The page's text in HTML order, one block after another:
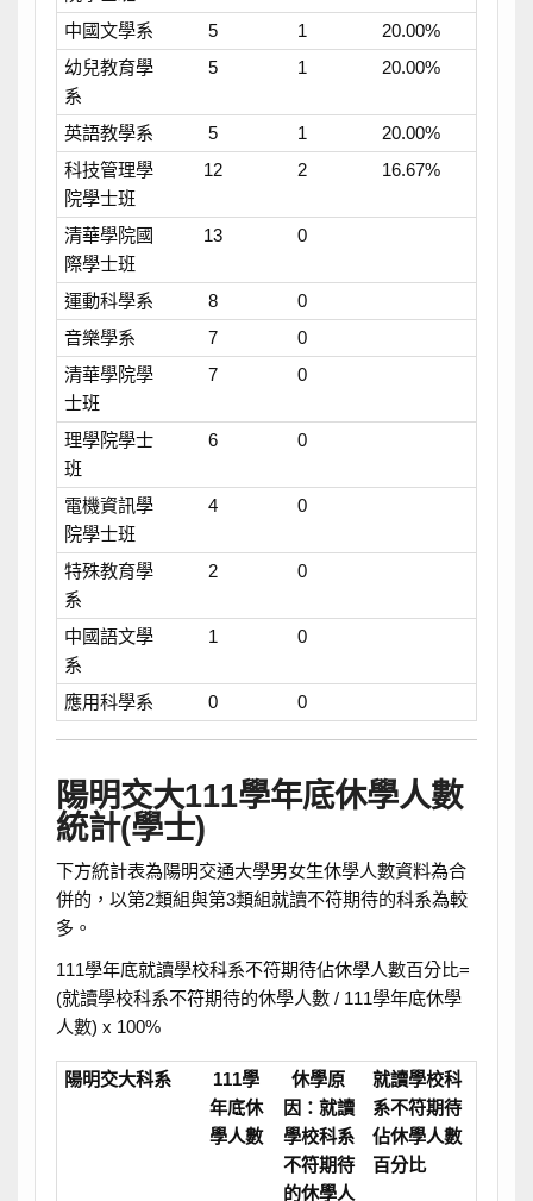
中國文學系 5 1
20.00%
幼兒教育學
系
5 1 20.00%
英語教學系 5 1
20.00%
科技管理學
院學士班
12 2 16.67%
清華學院國
際學士班
13 0
運動科學系 8
0
音樂學系
7
0
清華學院學
士班
7 0
理學院學士
班
6 0
電機資訊學
院學士班
4 0
特殊教育學
系
2 0
中國語文學
系
1 0
應用科學系 0 0
陽明交大111學年底休學人數
統計(學士)
下方統計表為陽明交通大學男女生休學人數資料為合
併的，以第2類組與第3類組就讀不符期待的科系為較
多。
111學年底就讀學校科系不符期待佔休學人數百分比=
(就讀學校科系不符期待的休學人數 / 111學年底休學
人數) x 100%
陽明交大科系
111學
年底休
學人數
休學原
因：就讀
學校科系
不符期待
的休學人
就讀學校科
系不符期待
佔休學人數
百分比